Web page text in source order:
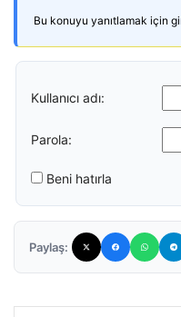
Bu konuyu yanıtlamak için
Kullanıcı adı:
Parola:
Beni hatırla
Paylaş: